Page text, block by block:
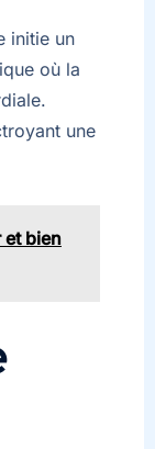
initie un
où la
une
bien